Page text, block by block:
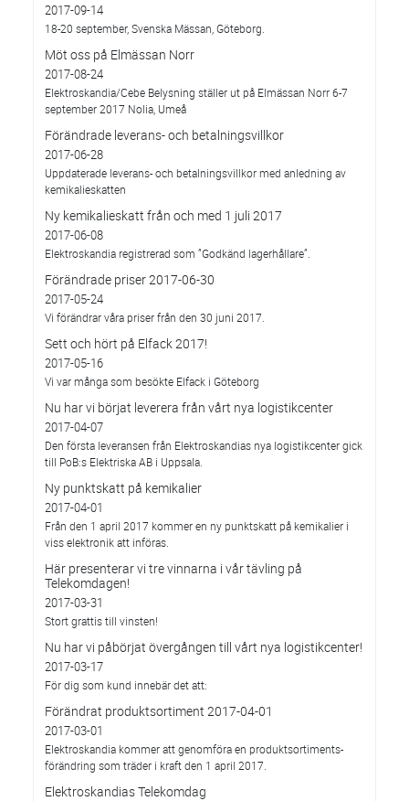
2017-09-14
18-20 september, Svenska Mässan, Göteborg.
Möt oss på Elmässan Norr
2017-08-24
Elektroskandia/Cebe Belysning ställer ut på Elmässan Norr 6-7
september 2017 Nolia, Umeå
Förändrade leverans- och betalningsvillkor
2017-06-28
Uppdaterade leverans- och betalningsvillkor med anledning av
kemikalieskatten
Ny kemikalieskatt från och med 1 juli 2017
2017-06-08
Elektroskandia registrerad som ”Godkänd lagerhållare”.
Förändrade priser 2017-06-30
2017-05-24
Vi förändrar våra priser från den 30 juni 2017.
Sett och hört på Elfack 2017!
2017-05-16
Vi var många som besökte Elfack i Göteborg
Nu har vi börjat leverera från vårt nya logistikcenter
2017-04-07
Den första leveransen från Elektroskandias nya logistikcenter gick
till PoB:s Elektriska AB i Uppsala.
Ny punktskatt på kemikalier
2017-04-01
Från den 1 april 2017 kommer en ny punktskatt på kemikalier i
viss elektronik att införas.
Här presenterar vi tre vinnarna i vår tävling på
Telekomdagen!
2017-03-31
Stort grattis till vinsten!
Nu har vi påbörjat övergången till vårt nya logistikcenter!
2017-03-17
För dig som kund innebär det att:
Förändrat produktsortiment 2017-04-01
2017-03-01
Elektroskandia kommer att genomföra en produktsortiments-
förändring som träder i kraft den 1 april 2017.
Elektroskandias Telekomdag